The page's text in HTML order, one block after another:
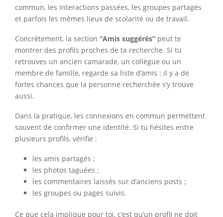
commun, les interactions passées, les groupes partagés
et parfois les mêmes lieux de scolarité ou de travail.
Concrètement, la section “Amis suggérés” peut te
montrer des profils proches de ta recherche. Si tu
retrouves un ancien camarade, un collègue ou un
membre de famille, regarde sa liste d’amis : il y a de
fortes chances que la personne recherchée s’y trouve
aussi.
Dans la pratique, les connexions en commun permettent
souvent de confirmer une identité. Si tu hésites entre
plusieurs profils, vérifie :
les amis partagés ;
les photos taguées ;
les commentaires laissés sur d’anciens posts ;
les groupes ou pages suivis.
Ce que cela implique pour toi, c’est qu’un profil ne doit